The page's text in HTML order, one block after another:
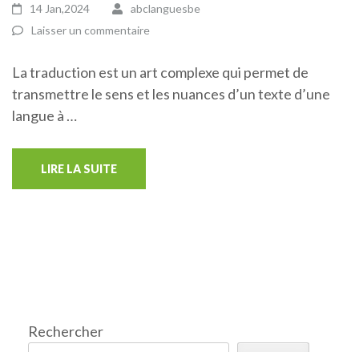
14 Jan,2024
abclanguesbe
Laisser un commentaire
La traduction est un art complexe qui permet de
transmettre le sens et les nuances d’un texte d’une
langue à …
LIRE LA SUITE
Rechercher